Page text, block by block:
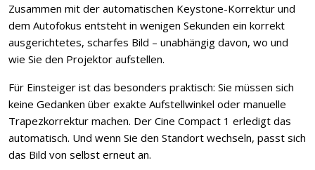
Zusammen mit der automatischen Keystone-Korrektur und
dem Autofokus entsteht in wenigen Sekunden ein korrekt
ausgerichtetes, scharfes Bild – unabhängig davon, wo und
wie Sie den Projektor aufstellen.
Für Einsteiger ist das besonders praktisch: Sie müssen sich
keine Gedanken über exakte Aufstellwinkel oder manuelle
Trapezkorrektur machen. Der Cine Compact 1 erledigt das
automatisch. Und wenn Sie den Standort wechseln, passt sich
das Bild von selbst erneut an.